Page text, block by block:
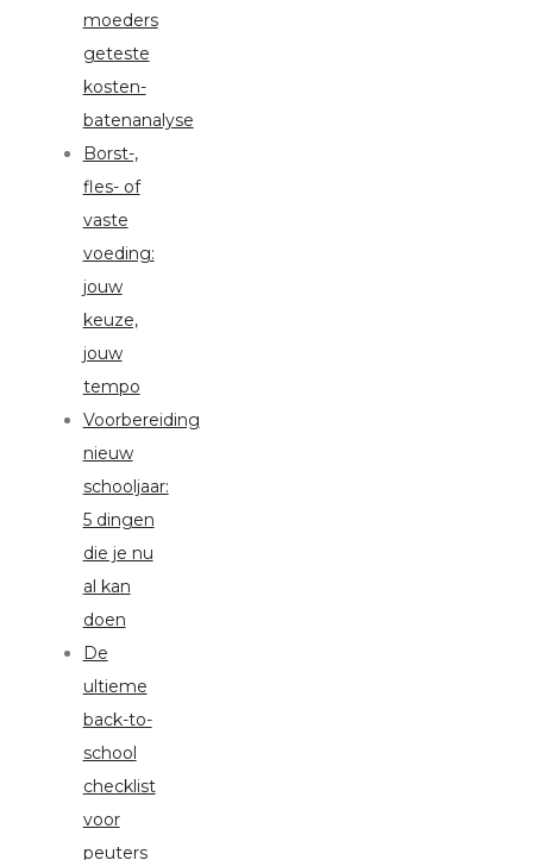
moeders
geteste
kosten-
batenanalyse
Borst-,
fles- of
vaste
voeding:
jouw
keuze,
jouw
tempo
Voorbereiding
nieuw
schooljaar:
5 dingen
die je nu
al kan
doen
De
ultieme
back-to-
school
checklist
voor
peuters